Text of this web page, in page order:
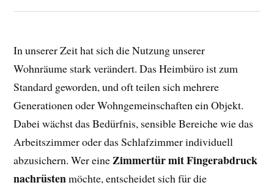
In unserer Zeit hat sich die Nutzung unserer
Wohnräume stark verändert. Das Heimbüro ist zum
Standard geworden, und oft teilen sich mehrere
Generationen oder Wohngemeinschaften ein Objekt.
Dabei wächst das Bedürfnis, sensible Bereiche wie das
Arbeitszimmer oder das Schlafzimmer individuell
abzusichern. Wer eineZimmertür mit Fingerabdruck
nachrüstenmöchte, entscheidet sich für die